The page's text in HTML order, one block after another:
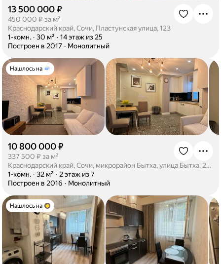
13 500 000 ₽
450 000 ₽ за м²
Краснодарский край, Сочи, Пластунская улица, 123
1-комн. · 30 м² · 14 этаж из 25
Построен в 2017 · Монолитный
Нашлось на
10 800 000 ₽
337 500 ₽ за м²
Краснодарский край, Сочи, микрорайон Бытха, улица Бытха, 2Б/1
1-комн. · 32 м² · 2 этаж из 7
Построен в 2016 · Монолитный
Нашлось на